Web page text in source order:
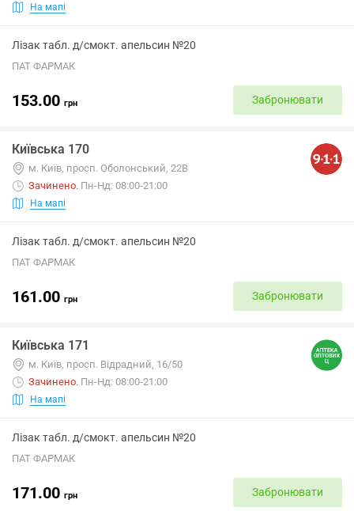
На мапі
Лізак табл. д/смокт. апельсин №20
ПАТ ФАРМАК
153.00 грн Забронювати
Київська 170
м. Київ, просп. Оболонський, 22В
Зачинено. Пн-Нд: 08:00-21:00
На мапі
Лізак табл. д/смокт. апельсин №20
ПАТ ФАРМАК
161.00 грн Забронювати
Київська 171
м. Київ, просп. Відрадний, 16/50
Зачинено. Пн-Нд: 08:00-21:00
На мапі
Лізак табл. д/смокт. апельсин №20
ПАТ ФАРМАК
171.00 грн Забронювати